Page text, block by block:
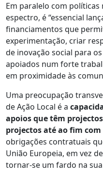
Em paralelo com
espectro, é “essencial
financiamentos que
experimentação, criar
de inovação social para
apoiados num forte
em proximidade às
Uma preocupação
de Ação Local é a
apoios que têm
projectos até ao fim
obrigações contratuais
União Europeia, em vez
tornar-se um fardo na